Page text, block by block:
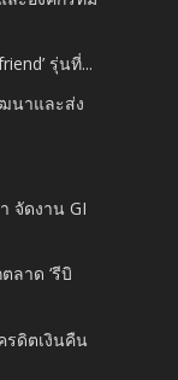
รุ่นที่...
นาและส่ง
จัดงาน GI
ลาด ‘รีบิ
รดิตเงินคืน